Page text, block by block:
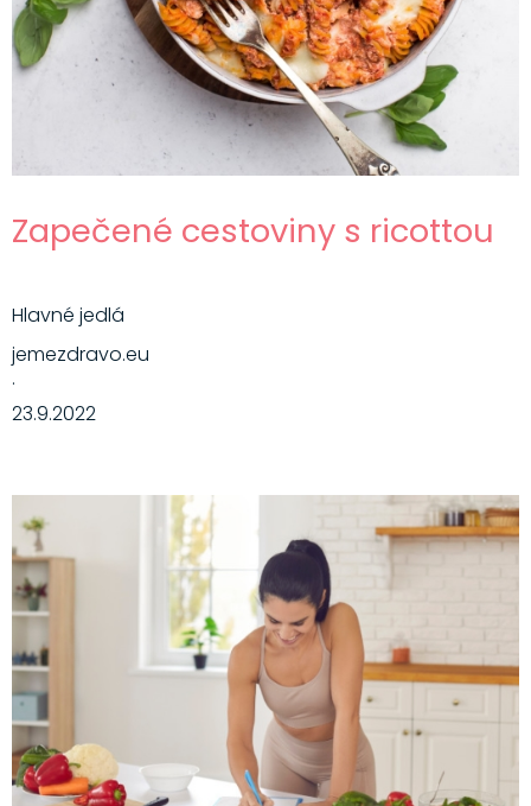
Zapečené cestoviny s ricottou
Hlavné jedlá
jemezdravo.eu
·
23.9.2022